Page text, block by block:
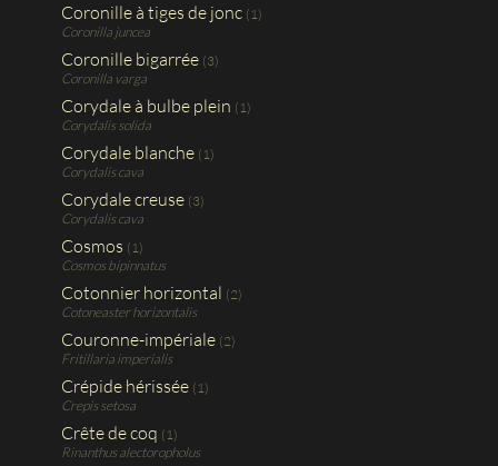
Coronille à tiges de jonc (1)
Coronilla juncea
Coronille bigarrée (3)
Coronilla varga
Corydale à bulbe plein (1)
Corydalis solida
Corydale blanche (1)
Corydalis cava
Corydale creuse (3)
Corydalis cava
Cosmos (1)
Cosmos bipinnatus
Cotonnier horizontal (2)
Cotoneaster horizontalis
Couronne-impériale (2)
Fritillaria imperialis
Crépide hérissée (1)
Crepis setosa
Crête de coq (1)
Rinanthus alectoropholus